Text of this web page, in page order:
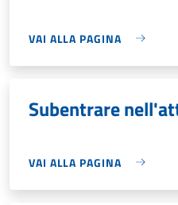
VAI ALLA PAGINA
Subentrare
VAI ALLA PAGINA